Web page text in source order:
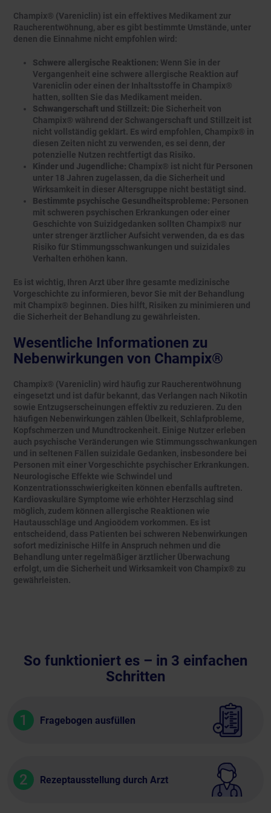
Champix® (Vareniclin) ist ein effektives Medikament zur
Raucherentwöhnung, aber es gibt bestimmte Umstände, unter
denen die Einnahme nicht empfohlen wird:
Schwere allergische Reaktionen: Wenn Sie in der
Vergangenheit eine schwere allergische Reaktion auf
Vareniclin oder einen der Inhaltsstoffe in Champix®
hatten, sollten Sie das Medikament meiden.
Schwangerschaft und Stillzeit: Die Sicherheit von
Champix® während der Schwangerschaft und Stillzeit ist
nicht vollständig geklärt. Es wird empfohlen, Champix® in
diesen Zeiten nicht zu verwenden, es sei denn, der
potenzielle Nutzen rechtfertigt das Risiko.
Kinder und Jugendliche: Champix® ist nicht für Personen
unter 18 Jahren zugelassen, da die Sicherheit und
Wirksamkeit in dieser Altersgruppe nicht bestätigt sind.
Bestimmte psychische Gesundheitsprobleme: Personen
mit schweren psychischen Erkrankungen oder einer
Geschichte von Suizidgedanken sollten Champix® nur
unter strenger ärztlicher Aufsicht verwenden, da es das
Risiko für Stimmungsschwankungen und suizidales
Verhalten erhöhen kann.
Es ist wichtig, Ihren Arzt über Ihre gesamte medizinische
Vorgeschichte zu informieren, bevor Sie mit der Behandlung
mit Champix® beginnen. Dies hilft, Risiken zu minimieren und
die Sicherheit der Behandlung zu gewährleisten.
Wesentliche Informationen zu
Nebenwirkungen von Champix®
Champix® (Vareniclin) wird häufig zur Raucherentwöhnung
eingesetzt und ist dafür bekannt, das Verlangen nach Nikotin
sowie Entzugserscheinungen effektiv zu reduzieren. Zu den
häufigen Nebenwirkungen zählen Übelkeit, Schlafprobleme,
Kopfschmerzen und Mundtrockenheit. Einige Nutzer erleben
auch psychische Veränderungen wie Stimmungsschwankungen
und in seltenen Fällen suizidale Gedanken, insbesondere bei
Personen mit einer Vorgeschichte psychischer Erkrankungen.
Neurologische Effekte wie Schwindel und
Konzentrationsschwierigkeiten können ebenfalls auftreten.
Kardiovaskuläre Symptome wie erhöhter Herzschlag sind
möglich, zudem können allergische Reaktionen wie
Hautausschläge und Angioödem vorkommen. Es ist
entscheidend, dass Patienten bei schweren Nebenwirkungen
sofort medizinische Hilfe in Anspruch nehmen und die
Behandlung unter regelmäßiger ärztlicher Überwachung
erfolgt, um die Sicherheit und Wirksamkeit von Champix® zu
gewährleisten.
So funktioniert es – in 3 einfachen
Schritten
1 Fragebogen ausfüllen
2 Rezeptausstellung durch Arzt